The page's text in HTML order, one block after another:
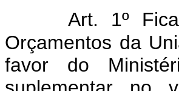
Art. 1º
Orçamentos da
favor do